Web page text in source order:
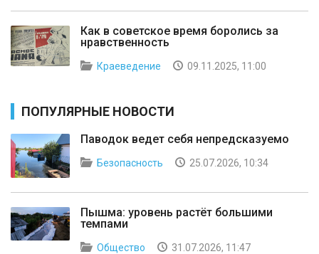
Как в советское время боролись за
нравственность
Краеведение 09.11.2025, 11:00
ПОПУЛЯРНЫЕ НОВОСТИ
Паводок ведет себя непредсказуемо
Безопасность 25.07.2026, 10:34
Пышма: уровень растёт большими
темпами
Общество 31.07.2026, 11:47